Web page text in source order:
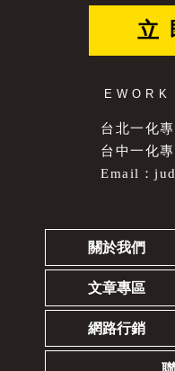
立
台北一化
台中一化
Email：
關於我們
文章專區
網路行銷